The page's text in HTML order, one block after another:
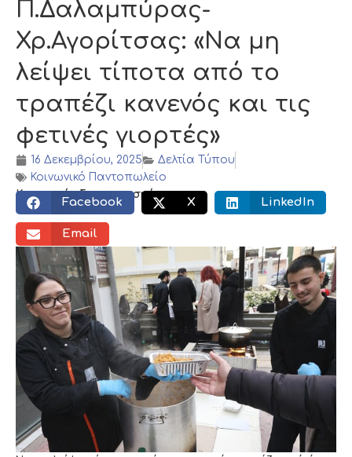
Π.Δαλαμπύρας-
Χρ.Αγορίτσας: «Να μη
λείψει τίποτα από το
τραπέζι κανενός και τις
φετινές γιορτές»
16 Δεκεμβρίου, 2025
Δελτία Τύπου
Κοινωνικό Παντοπωλείο
Κοινωνικός διαμοιρασμός:
Facebook X LinkedIn
Email